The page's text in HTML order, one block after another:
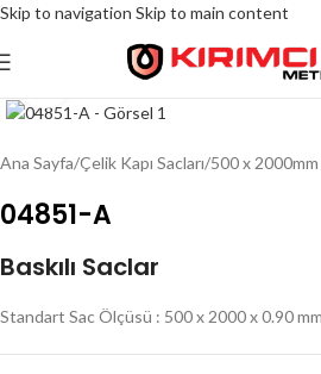
Skip to navigation Skip to main content
Click to enlarge
Ana Sayfa/Çelik Kapı Sacları/500 x 2000mm
04851-A
Baskılı Saclar
Standart Sac Ölçüsü : 500 x 2000 x 0.90 mm